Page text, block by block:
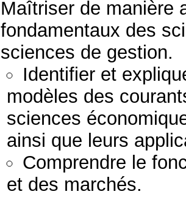
Maîtriser de manière
fondamentaux des
sciences de gestion.
Identifier et
modèles des
sciences
ainsi que leurs
Comprendre le
et des marchés.